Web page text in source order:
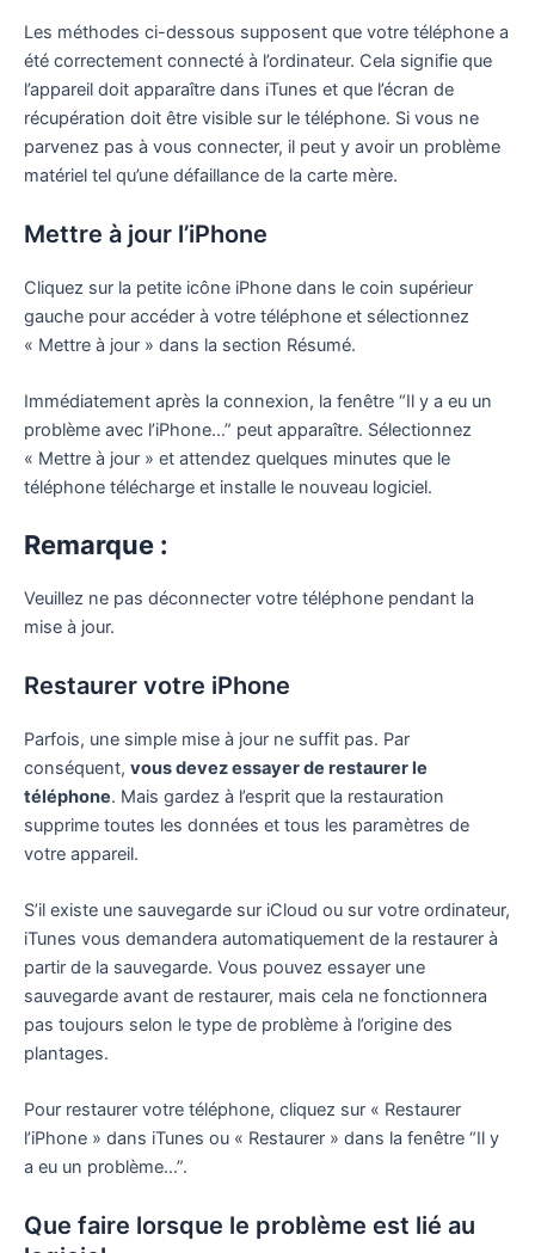
Les méthodes ci-dessous supposent que votre téléphone a
été correctement connecté à l’ordinateur. Cela signifie que
l’appareil doit apparaître dans iTunes et que l’écran de
récupération doit être visible sur le téléphone. Si vous ne
parvenez pas à vous connecter, il peut y avoir un problème
matériel tel qu’une défaillance de la carte mère.
Mettre à jour l’iPhone
Cliquez sur la petite icône iPhone dans le coin supérieur
gauche pour accéder à votre téléphone et sélectionnez
« Mettre à jour » dans la section Résumé.
Immédiatement après la connexion, la fenêtre “Il y a eu un
problème avec l’iPhone…” peut apparaître. Sélectionnez
« Mettre à jour » et attendez quelques minutes que le
téléphone télécharge et installe le nouveau logiciel.
Remarque :
Veuillez ne pas déconnecter votre téléphone pendant la
mise à jour.
Restaurer votre iPhone
Parfois, une simple mise à jour ne suffit pas. Par
conséquent, vous devez essayer de restaurer le
téléphone. Mais gardez à l’esprit que la restauration
supprime toutes les données et tous les paramètres de
votre appareil.
S’il existe une sauvegarde sur iCloud ou sur votre ordinateur,
iTunes vous demandera automatiquement de la restaurer à
partir de la sauvegarde. Vous pouvez essayer une
sauvegarde avant de restaurer, mais cela ne fonctionnera
pas toujours selon le type de problème à l’origine des
plantages.
Pour restaurer votre téléphone, cliquez sur « Restaurer
l’iPhone » dans iTunes ou « Restaurer » dans la fenêtre “Il y
a eu un problème…”.
Que faire lorsque le problème est lié au